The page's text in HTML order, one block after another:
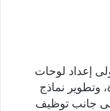
إعداد لوحات
وتطوير نماذج
جانب توظيف